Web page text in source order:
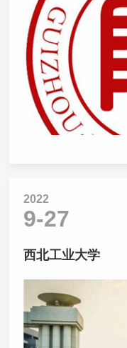
2022
9-27
西北工业大学